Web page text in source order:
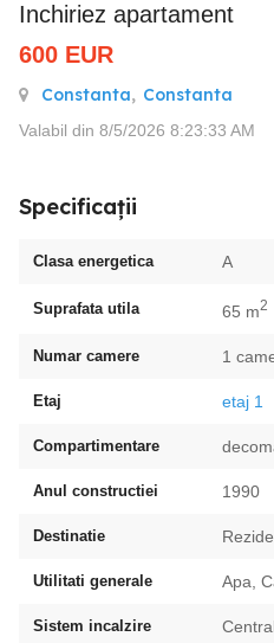
Inchiriez apartament
600 EUR
Constanta, Constanta
Valabil din 8/5/2026 8:23:33 AM
Specificații
Clasa energetica A
Suprafata utila 65 m2
Numar camere 1
Etaj etaj 1
Compartimentare
Anul constructiei 1990
Destinatie
Utilitati generale Apa,
Sistem incalzire